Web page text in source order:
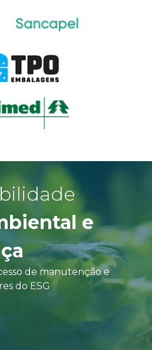
e
de manutenção e
do ESG